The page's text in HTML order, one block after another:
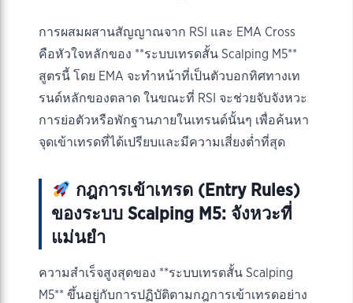
การผสมผสานสัญญาณจาก RSI และ EMA Cross
คือหัวใจหลักของ **ระบบเทรดสั้น Scalping M5**
สูตรนี้ โดย EMA จะทำหน้าที่เป็นตัวบอกทิศทางเท
รนด์หลักของตลาด ในขณะที่ RSI จะช่วยจับจังหวะ
การย่อตัวหรือพักฐานภายในเทรนด์นั้นๆ เพื่อค้นหา
จุดเข้าเทรดที่ได้เปรียบและมีความเสี่ยงต่ำที่สุด
กฎการเข้าเทรด (Entry Rules)
ของระบบ Scalping M5: จังหวะที่
แม่นยำ
ความสำเร็จสูงสุดของ **ระบบเทรดสั้น Scalping
M5** ขึ้นอยู่กับการปฏิบัติตามกฎการเข้าเทรดอย่าง